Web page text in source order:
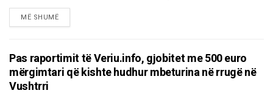
MË SHUMËDETAILS
Pas raportimit të Veriu.info, gjobitet me 500 euro
mërgimtari që kishte hudhur mbeturina në rrugë në
Vushtrri